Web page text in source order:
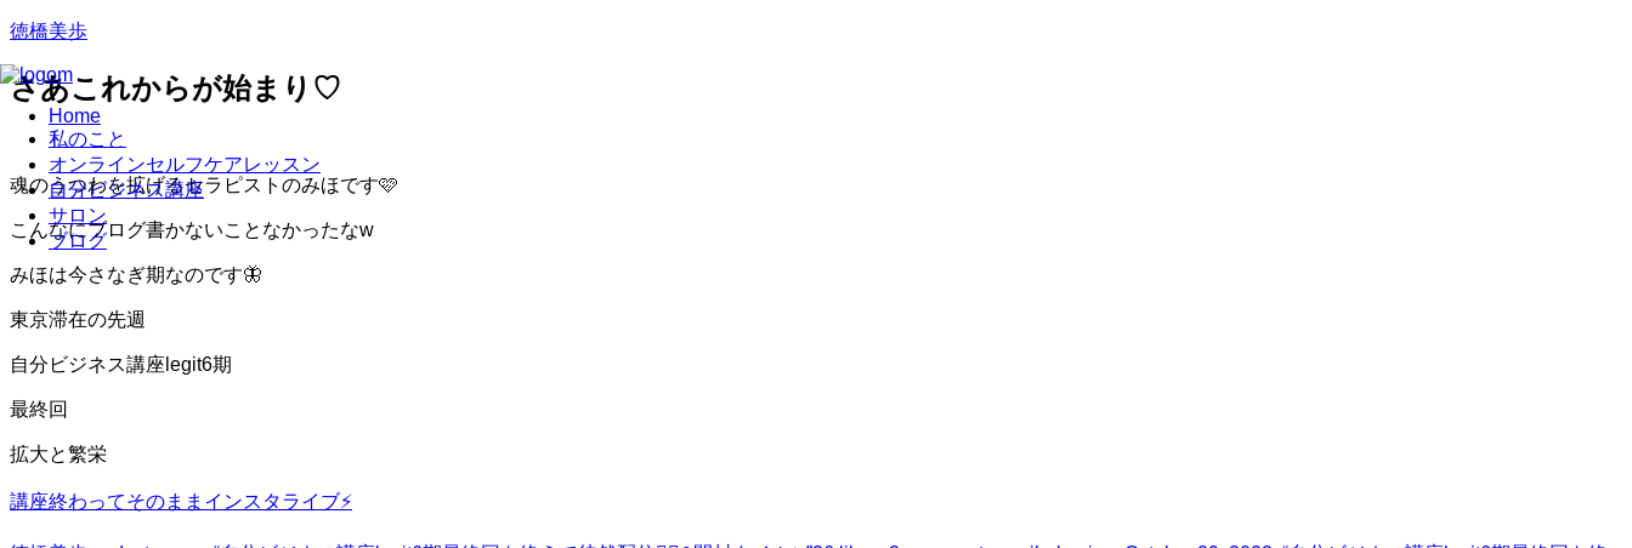
徳橋美歩
Home
私のこと
オンラインセルフケアレッスン
自分ビジネス講座
サロン
ブログ
さあこれからが始まり♡
魂のうつわを拡げるセラピストのみほです🩷
こんなにブログ書かないことなかったなw
みほは今さなぎ期なのです🦋
東京滞在の先週
自分ビジネス講座legit6期
最終回
拡大と繁栄
講座終わってそのままインスタライブ⚡️